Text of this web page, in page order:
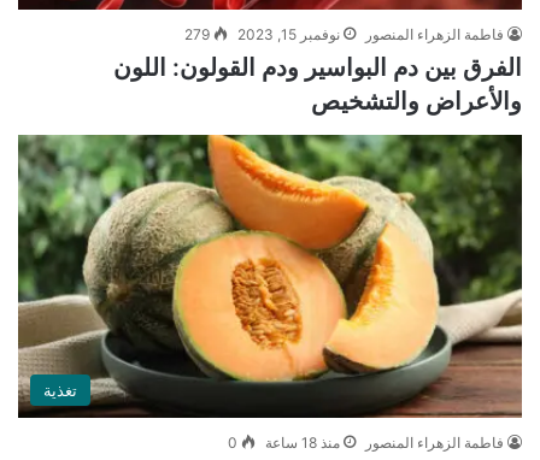
فاطمة الزهراء المنصور نوفمبر 15, 2023 279
الفرق بين دم البواسير ودم القولون: اللون
والأعراض والتشخيص
تغذية
فاطمة الزهراء المنصور منذ 18 ساعة 0